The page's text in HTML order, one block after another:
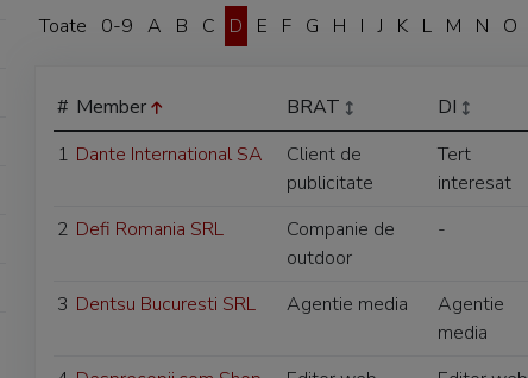
Toate 0-9 A B C D E F G H I J K L M N O
# Member BRAT DI
1 Dante International SA
Client de
publicitate
Tert
interesat
2 Defi Romania SRL
Companie de
outdoor
-
3 Dentsu Bucuresti SRL Agentie media
Agentie
media